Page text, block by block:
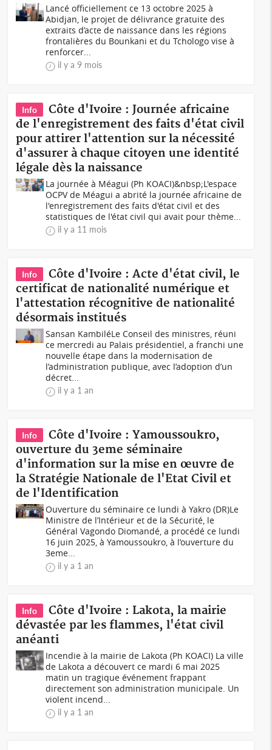
Lancé officiellement ce 13 octobre 2025 à
Abidjan, le projet de délivrance gratuite des
extraits d’acte de naissance dans les régions
frontalières du Bounkani et du Tchologo vise à
renforcer...
il y a 9 mois
Info
Côte d'Ivoire : Journée africaine
de l'enregistrement des faits d'état civil
pour attirer l'attention sur la nécessité
d'assurer à chaque citoyen une identité
légale dès la naissance
La journée à Méagui (Ph KOACI)&nbsp;L'espace
OCPV de Méagui a abrité la journée africaine de
l'enregistrement des faits d'état civil et des
statistiques de l'état civil qui avait pour thème...
il y a 11 mois
Info
Côte d'Ivoire : Acte d'état civil, le
certificat de nationalité numérique et
l'attestation récognitive de nationalité
désormais institués
Sansan KambiléLe Conseil des ministres, réuni
ce mercredi au Palais présidentiel, a franchi une
nouvelle étape dans la modernisation de
l’administration publique, avec l’adoption d’un
décret...
il y a 1 an
Info
Côte d'Ivoire : Yamoussoukro,
ouverture du 3eme séminaire
d'information sur la mise en œuvre de
la Stratégie Nationale de l'Etat Civil et
de l'Identification
Ouverture du séminaire ce lundi à Yakro (DR)Le
Ministre de l’Intérieur et de la Sécurité, le
Général Vagondo Diomandé, a procédé ce lundi
16 juin 2025, à Yamoussoukro, à l’ouverture du
3eme...
il y a 1 an
Info
Côte d'Ivoire : Lakota, la mairie
dévastée par les flammes, l'état civil
anéanti
Incendie à la mairie de Lakota (Ph KOACI) La ville
de Lakota a découvert ce mardi 6 mai 2025
matin un tragique événement frappant
directement son administration municipale. Un
violent incend...
il y a 1 an